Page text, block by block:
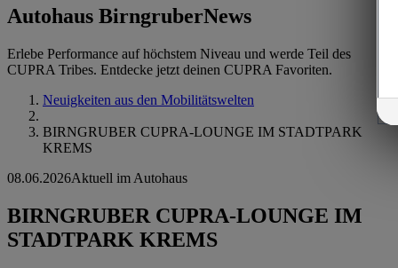
Autohaus BirngruberNews
Erlebe Performance auf höchstem Niveau und werde Teil des
CUPRA Tribes. Entdecke jetzt deinen CUPRA Favoriten.
Neuigkeiten aus den Mobilitätswelten
BIRNGRUBER CUPRA-LOUNGE IM STADTPARK
KREMS
08.06.2026Aktuell im Autohaus
BIRNGRUBER CUPRA-LOUNGE IM
STADTPARK KREMS